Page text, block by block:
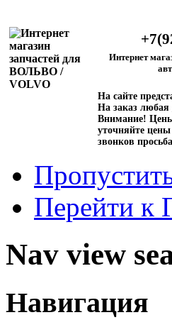
Интернет
На сайте
На заказ любая
Внимание!
уточняйте
звонков
Перейти к
Nav view
Навигация